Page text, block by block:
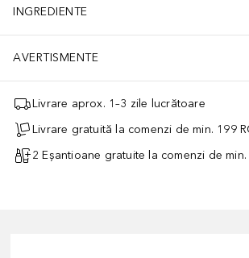
INGREDIENTE
AVERTISMENTE
Livrare aprox. 1–3 zile lucrătoare
Livrare gratuită la comenzi de min. 199
2 Eșantioane gratuite la comenzi de min.